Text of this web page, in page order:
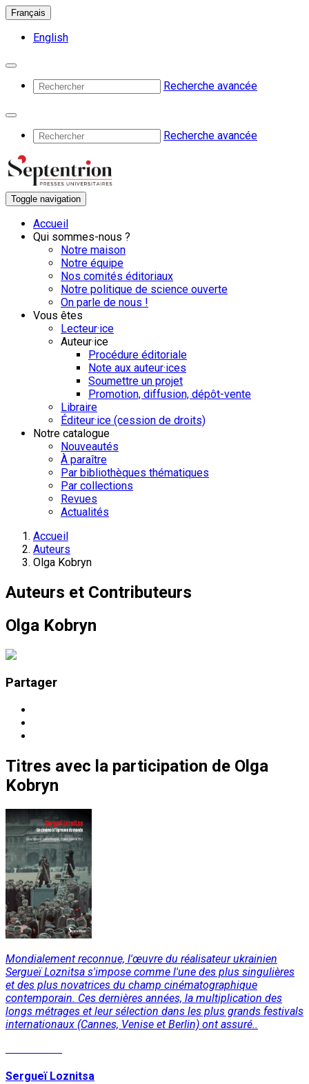
Français
English
Recherche avancée
Recherche avancée
Toggle navigation
Accueil
Qui sommes-nous ?
Notre maison
Notre équipe
Nos comités éditoriaux
Notre politique de science ouverte
On parle de nous !
Vous êtes
Lecteur·ice
Auteur·ice
Procédure éditoriale
Note aux auteur·ices
Soumettre un projet
Promotion, diffusion, dépôt-vente
Libraire
Éditeur·ice (cession de droits)
Notre catalogue
Nouveautés
À paraître
Par bibliothèques thématiques
Par collections
Revues
Actualités
Accueil
Auteurs
Olga Kobryn
Auteurs et Contributeurs
Olga Kobryn
Partager
Titres avec la participation de Olga
Kobryn
Mondialement reconnue, l'œuvre du réalisateur ukrainien
Sergueï Loznitsa s'impose comme l'une des plus singulières
et des plus novatrices du champ cinématographique
contemporain. Ces dernières années, la multiplication des
longs métrages et leur sélection dans les plus grands festivals
internationaux (Cannes, Venise et Berlin) ont assuré..
Sergueï Loznitsa